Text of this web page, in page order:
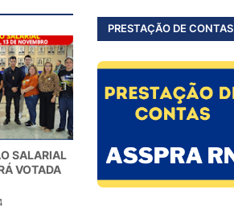
SALARIAL
VOTADA
PRESTAÇÃO DE CONTAS